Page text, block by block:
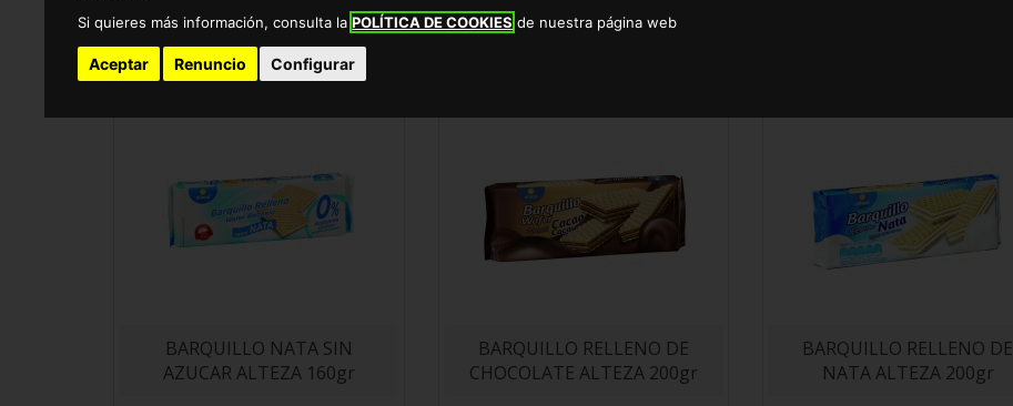
Si quieres más información, consulta laPOLÍTICA DE COOKIES de nuestra página web
Aceptar Renuncio Configurar
Listado de productos de galletas,bolleria,pan de molde que podrá comprar de forma online en nuestro supermercado.
Resultados
por página:
BARQUILLO NATA SIN
AZUCAR ALTEZA 160gr
BARQUILLO RELLENO DE
CHOCOLATE ALTEZA 200gr
BARQUILLO RELLENO DE
NATA ALTEZA 200gr